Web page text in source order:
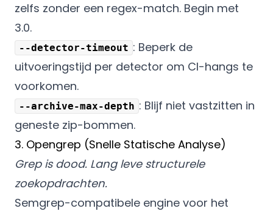
zelfs zonder een regex-match. Begin met
3.0.
--detector-timeout : Beperk de
uitvoeringstijd per detector om CI-hangs te
voorkomen.
--archive-max-depth : Blijf niet vastzitten in
geneste zip-bommen.
3. Opengrep (Snelle Statische Analyse)
Grep is dood. Lang leve structurele
zoekopdrachten.
Semgrep-compatibele engine voor het